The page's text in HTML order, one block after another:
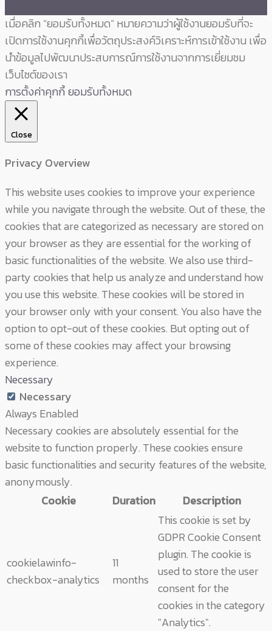
เมื่อคลิก “ยอมรับทั้งหมด” หมายความว่าผู้ใช้งานยอมรับที่จะ
เปิดการใช้งานคุกกี้เพื่อวัตถุประสงค์วิเคราะห์การเข้าใช้งาน เพื่อ
นำข้อมูลไปพัฒนาประสบการณ์การใช้งานจากการเยี่ยมชม
เว็บไซต์ของเรา
การตั้งค่าคุกกี้ยอมรับทั้งหมด
Close
Privacy Overview
This website uses cookies to improve your experience
while you navigate through the website. Out of these, the
cookies that are categorized as necessary are stored on
your browser as they are essential for the working of
basic functionalities of the website. We also use third-
party cookies that help us analyze and understand how
you use this website. These cookies will be stored in
your browser only with your consent. You also have the
option to opt-out of these cookies. But opting out of
some of these cookies may affect your browsing
experience.
Necessary
Necessary
Always Enabled
Necessary cookies are absolutely essential for the
website to function properly. These cookies ensure
basic functionalities and security features of the website,
anonymously.
Cookie
Duration Description
cookielawinfo-
checkbox-analytics
11
months
This cookie is set by
GDPR Cookie Consent
plugin. The cookie is
used to store the user
consent for the
cookies in the category
"Analytics".